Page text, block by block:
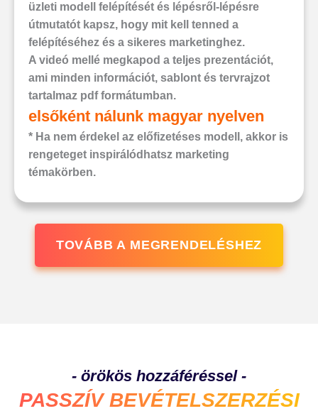
üzleti modell felépítését és lépésről-lépésre
útmutatót kapsz, hogy mit kell tenned a
felépítéséhez és a sikeres marketinghez.
A videó mellé megkapod a teljes prezentációt,
ami minden információt, sablont és tervrajzot
tartalmaz pdf formátumban.
elsőként nálunk magyar nyelven
* Ha nem érdekel az előfizetéses modell, akkor is
rengeteget inspirálódhatsz marketing
témakörben.
TOVÁBB A MEGRENDELÉSHEZ
- örökös hozzáféréssel -
PASSZÍV BEVÉTELSZERZÉSI